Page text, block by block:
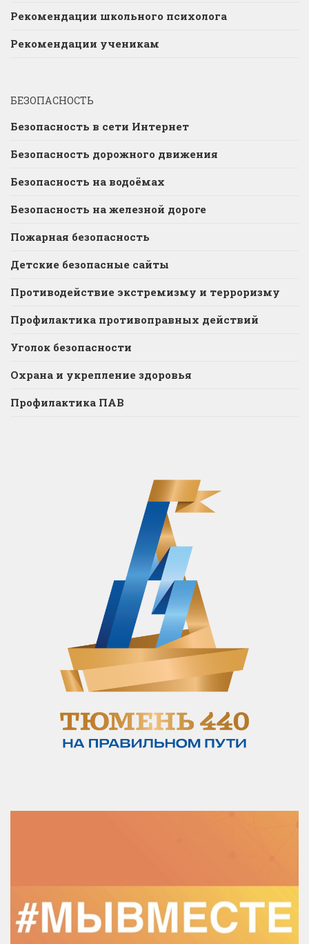
Рекомендации школьного психолога
Рекомендации ученикам
БЕЗОПАСНОСТЬ
Безопасность в сети Интернет
Безопасность дорожного движения
Безопасность на водоёмах
Безопасность на железной дороге
Пожарная безопасность
Детские безопасные сайты
Противодействие экстремизму и терроризму
Профилактика противоправных действий
Уголок безопасности
Охрана и укрепление здоровья
Профилактика ПАВ